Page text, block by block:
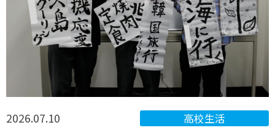
通信制高校について
流行、トレンド
進路・進学
2026.07.10 高校生活